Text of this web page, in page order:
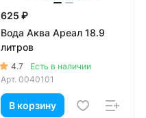
625 ₽
Вода Аква Ареал 18.9
литров
4.7
Есть в наличии
Арт. 0040101
В корзину